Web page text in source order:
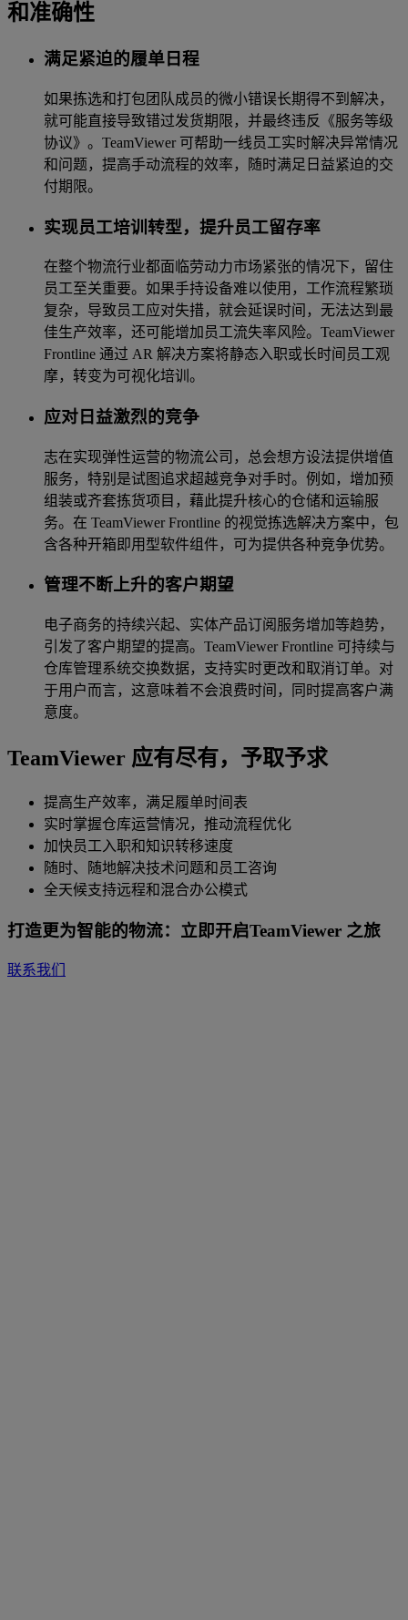
和准确性
满足紧迫的履单日程
如果拣选和打包团队成员的微小错误长期得不到解决，
就可能直接导致错过发货期限，并最终违反《服务等级
协议》。TeamViewer 可帮助一线员工实时解决异常情况
和问题，提高手动流程的效率，随时满足日益紧迫的交
付期限。
实现员工培训转型，提升员工留存率
在整个物流行业都面临劳动力市场紧张的情况下，留住
员工至关重要。如果手持设备难以使用，工作流程繁琐
复杂，导致员工应对失措，就会延误时间，无法达到最
佳生产效率，还可能增加员工流失率风险。TeamViewer
Frontline 通过 AR 解决方案将静态入职或长时间员工观
摩，转变为可视化培训。
应对日益激烈的竞争
志在实现弹性运营的物流公司，总会想方设法提供增值
服务，特别是试图追求超越竞争对手时。例如，增加预
组装或齐套拣货项目，藉此提升核心的仓储和运输服
务。在 TeamViewer Frontline 的视觉拣选解决方案中，包
含各种开箱即用型软件组件，可为提供各种竞争优势。
管理不断上升的客户期望
电子商务的持续兴起、实体产品订阅服务增加等趋势，
引发了客户期望的提高。TeamViewer Frontline 可持续与
仓库管理系统交换数据，支持实时更改和取消订单。对
于用户而言，这意味着不会浪费时间，同时提高客户满
意度。
TeamViewer 应有尽有，予取予求
提高生产效率，满足履单时间表
实时掌握仓库运营情况，推动流程优化
加快员工入职和知识转移速度
随时、随地解决技术问题和员工咨询
全天候支持远程和混合办公模式
打造更为智能的物流：立即开启TeamViewer 之旅
联系我们